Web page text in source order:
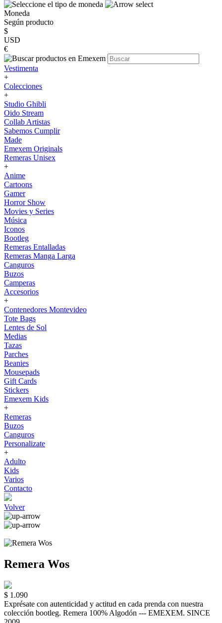
Moneda
Según producto
$
USD
€
Vestimenta
+
Colecciones
+
Studio Ghibli
Oido Stream
Collab Artistas
Sabemos Cumplir
Made
Emexem Originals
Remeras Unisex
+
Anime
Cartoons
Gamer
Horror Show
Movies y Series
Música
Iconos
Bootleg
Remeras Entalladas
Remeras Manga Larga
Canguros
Buzos
Camperas
Accesorios
+
Contenedores Montevideo
Tote Bags
Lentes de Sol
Medias
Tazas
Parches
Beanies
Mousepads
Gift Cards
Stickers
Emexem Kids
+
Remeras
Buzos
Canguros
Personalizate
+
Adulto
Kids
Varios
Contacto
Volver
Remera Wos
$ 1.090
Exprésate con autenticidad y actitud en cada prenda con nuestra
colección bootleg. Remera 100% Algodón --- EMEXEM. SINCE